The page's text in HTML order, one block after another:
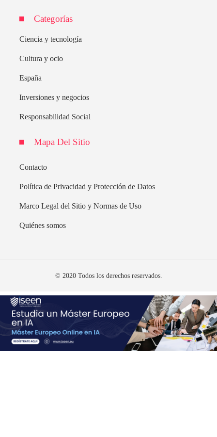
Categorías
Ciencia y tecnología
Cultura y ocio
España
Inversiones y negocios
Responsabilidad Social
Mapa Del Sitio
Contacto
Política de Privacidad y Protección de Datos
Marco Legal del Sitio y Normas de Uso
Quiénes somos
© 2020 Todos los derechos reservados.